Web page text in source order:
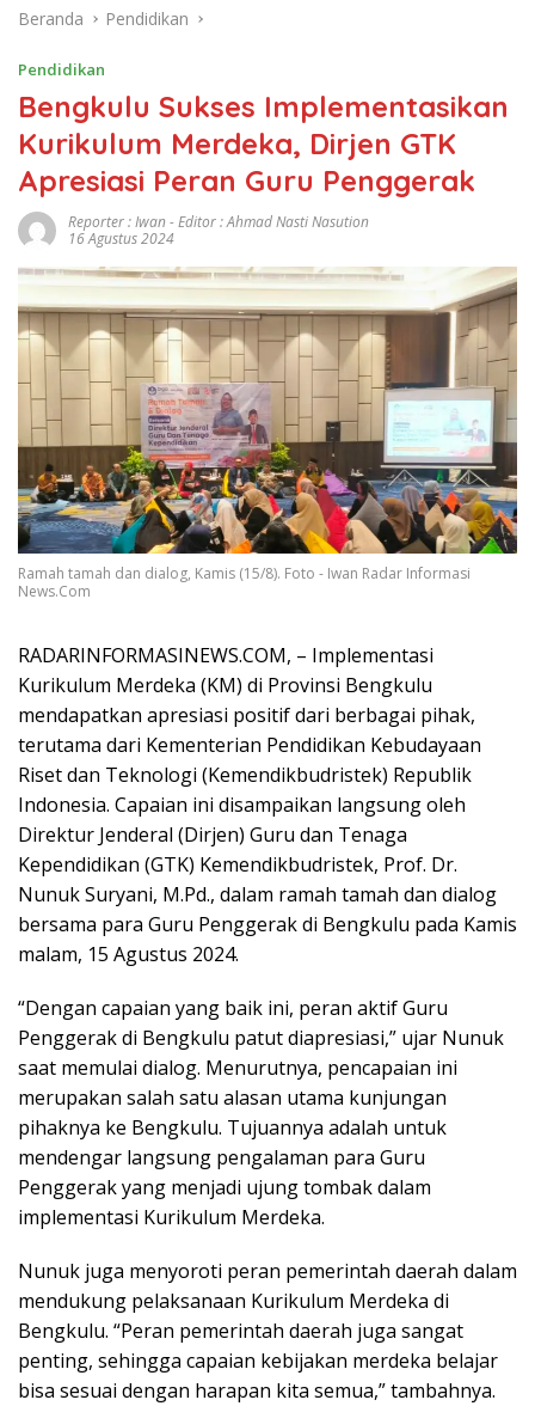
Beranda Pendidikan
Pendidikan
Bengkulu Sukses Implementasikan
Kurikulum Merdeka, Dirjen GTK
Apresiasi Peran Guru Penggerak
Reporter : Iwan - Editor : Ahmad Nasti Nasution
16 Agustus 2024
Ramah tamah dan dialog, Kamis (15/8). Foto - Iwan Radar Informasi
News.Com
RADARINFORMASINEWS.COM, – Implementasi
Kurikulum Merdeka (KM) di Provinsi Bengkulu
mendapatkan apresiasi positif dari berbagai pihak,
terutama dari Kementerian Pendidikan Kebudayaan
Riset dan Teknologi (Kemendikbudristek) Republik
Indonesia. Capaian ini disampaikan langsung oleh
Direktur Jenderal (Dirjen) Guru dan Tenaga
Kependidikan (GTK) Kemendikbudristek, Prof. Dr.
Nunuk Suryani, M.Pd., dalam ramah tamah dan dialog
bersama para Guru Penggerak di Bengkulu pada Kamis
malam, 15 Agustus 2024.
“Dengan capaian yang baik ini, peran aktif Guru
Penggerak di Bengkulu patut diapresiasi,” ujar Nunuk
saat memulai dialog. Menurutnya, pencapaian ini
merupakan salah satu alasan utama kunjungan
pihaknya ke Bengkulu. Tujuannya adalah untuk
mendengar langsung pengalaman para Guru
Penggerak yang menjadi ujung tombak dalam
implementasi Kurikulum Merdeka.
Nunuk juga menyoroti peran pemerintah daerah dalam
mendukung pelaksanaan Kurikulum Merdeka di
Bengkulu. “Peran pemerintah daerah juga sangat
penting, sehingga capaian kebijakan merdeka belajar
bisa sesuai dengan harapan kita semua,” tambahnya.